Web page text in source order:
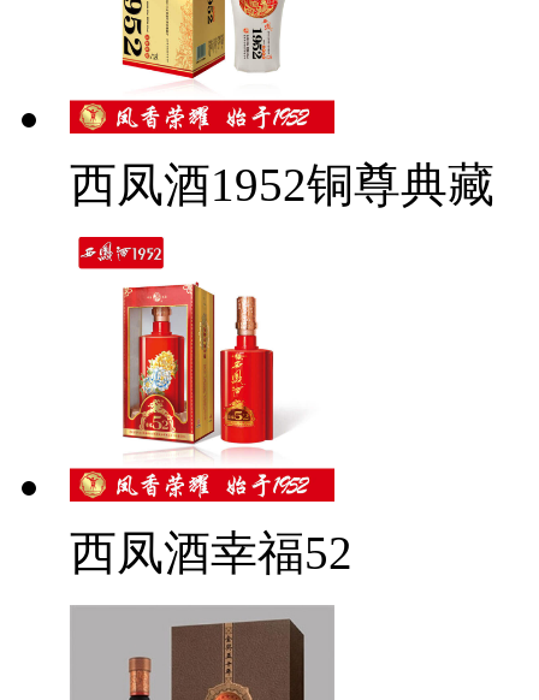
西凤酒1952铜尊典藏
西凤酒幸福52